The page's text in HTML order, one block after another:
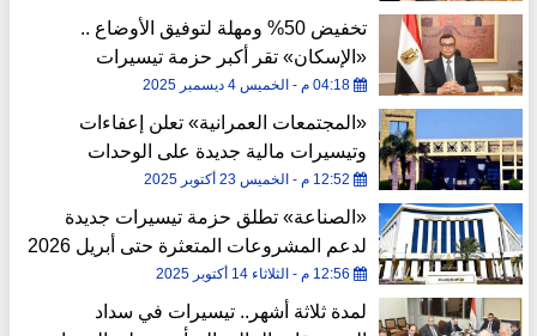
تخفيض 50% ومهلة لتوفيق الأوضاع ..
«الإسكان» تقر أكبر حزمة تيسيرات
للوحدات والأراضي بالمدن الجديدة
04:18 م - الخميس 4 ديسمبر 2025
«المجتمعات العمرانية» تعلن إعفاءات
وتيسيرات مالية جديدة على الوحدات
والأراضي
12:52 م - الخميس 23 أكتوبر 2025
«الصناعة» تطلق حزمة تيسيرات جديدة
لدعم المشروعات المتعثرة حتى أبريل 2026
12:56 م - الثلاثاء 14 أكتوبر 2025
لمدة ثلاثة أشهر.. تيسيرات في سداد